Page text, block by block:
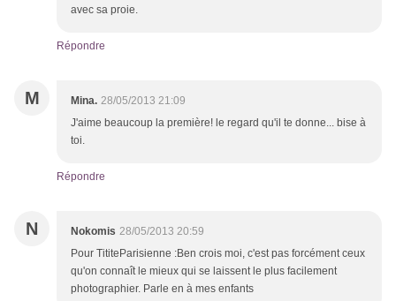
avec sa proie.
Répondre
M Mina. 28/05/2013 21:09
J'aime beaucoup la première! le regard qu'il te donne... bise à
toi.
Répondre
N Nokomis 28/05/2013 20:59
Pour TititeParisienne :Ben crois moi, c'est pas forcément ceux
qu'on connaît le mieux qui se laissent le plus facilement
photographier. Parle en à mes enfants